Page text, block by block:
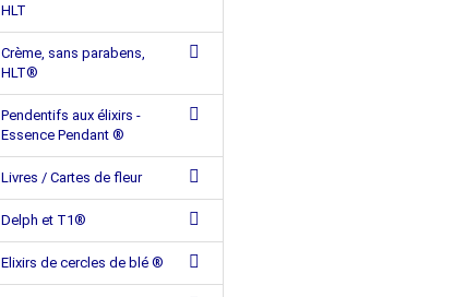
HLT
Crème, sans parabens,
HLT®
Pendentifs aux élixirs -
Essence Pendant ®
Livres / Cartes de fleur
Delph et T1®
Elixirs de cercles de blé ®